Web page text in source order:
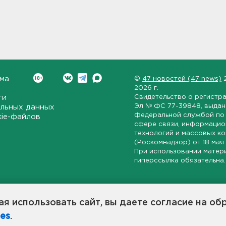
использовать сайт, вы даете согласие на
.
данных
файлов
© 47 новостей (47 news)
2026 г.
Свидетельство о
Эл № ФС 77-39848 ,
Федеральной службой по
сфере связи,
технологий и массовых
(Роскомнадзор) от 18 мая
При использовании
гиперссылка обязательна.
области, экономической и инвестиционной активности в
станет популярной и конструктивной площадкой
в 47-м регионе России.